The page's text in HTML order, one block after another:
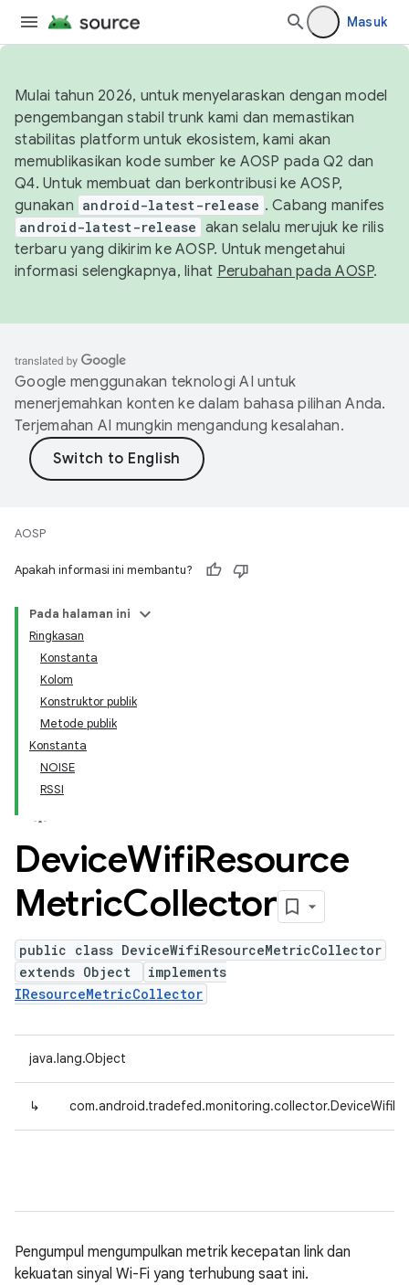
Masuk
Mulai tahun 2026, untuk menyelaraskan dengan model
pengembangan stabil trunk kami dan memastikan
stabilitas platform untuk ekosistem, kami akan
memublikasikan kode sumber ke AOSP pada Q2 dan
Q4. Untuk membuat dan berkontribusi ke AOSP,
gunakan android-latest-release . Cabang manifes
android-latest-release akan selalu merujuk ke rilis
terbaru yang dikirim ke AOSP. Untuk mengetahui
informasi selengkapnya, lihat Perubahan pada AOSP.
Google menggunakan teknologi AI untuk
menerjemahkan konten ke dalam bahasa pilihan Anda.
Terjemahan AI mungkin mengandung kesalahan.
AOSP
Apakah informasi ini membantu?
Pada halaman ini
Ringkasan
Konstanta
Kolom
Konstruktor publik
Metode publik
Konstanta
NOISE
RSSI
DeviceWifiResource
MetricCollector
public class DeviceWifiResourceMetricCollector
extends Object
implements
IResourceMetricCollector
java.lang.Object
↳
Pengumpul mengumpulkan metrik kecepatan link dan
kekuatan sinyal Wi-Fi yang terhubung saat ini.